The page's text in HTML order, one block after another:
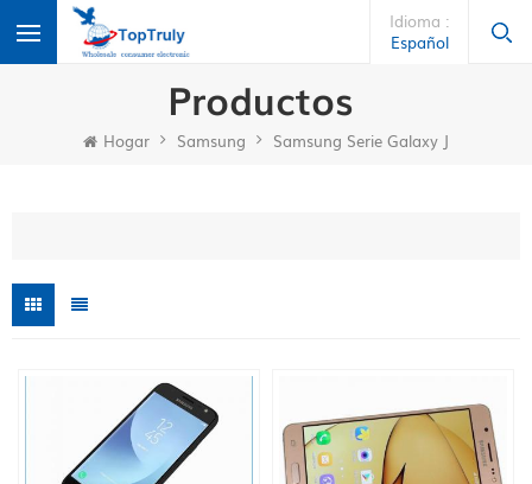
Idioma :
Español
Productos
Hogar Samsung Samsung Serie Galaxy J